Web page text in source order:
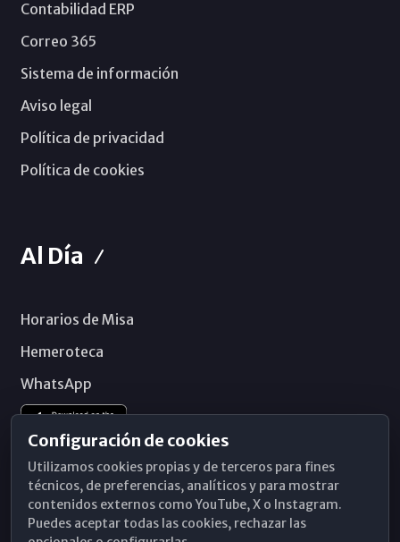
Contabilidad ERP
Correo 365
Sistema de información
Aviso legal
Política de privacidad
Política de cookies
Al Día
Horarios de Misa
Hemeroteca
WhatsApp
Configuración de cookies
Utilizamos cookies propias y de terceros para fines
técnicos, de preferencias, analíticos y para mostrar
contenidos externos como YouTube, X o Instagram.
Puedes aceptar todas las cookies, rechazar las